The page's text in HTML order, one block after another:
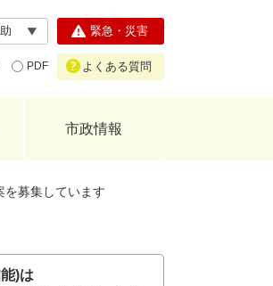
PDF
緊急・災害
よくある質問
市政情報
を募集しています
)は